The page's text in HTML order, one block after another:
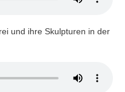
und ihre Skulpturen in der